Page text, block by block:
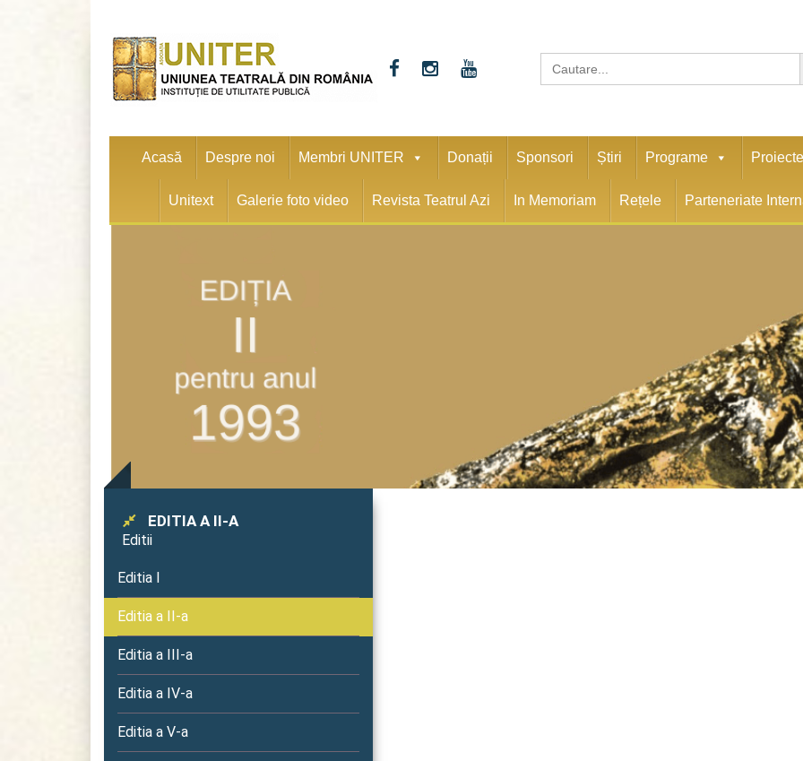
Search
for:
Acasă Despre noi Membri UNITER Donații Sponsori Știri Programe
Unitext Galerie foto video Revista Teatrul Azi In Memoriam Rețele Parteneriate
EDITIA A II-A
Editii
Editia I
Editia a II-a
Editia a III-a
Editia a IV-a
Editia a V-a